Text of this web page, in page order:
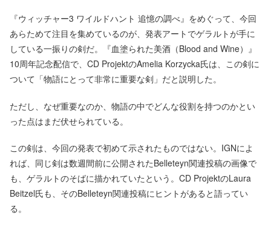
『ウィッチャー3 ワイルドハント 追憶の調べ』をめぐって、今回
あらためて注目を集めているのが、発表アートでゲラルトが手に
している一振りの剣だ。『血塗られた美酒（Blood and Wine）』
10周年記念配信で、CD ProjektのAmelia Korzycka氏は、この剣に
ついて「物語にとって非常に重要な剣」だと説明した。
ただし、なぜ重要なのか、物語の中でどんな役割を持つのかとい
った点はまだ伏せられている。
この剣は、今回の発表で初めて示されたものではない。IGNによ
れば、同じ剣は数週間前に公開されたBelleteyn関連投稿の画像で
も、ゲラルトのそばに描かれていたという。CD ProjektのLaura
Beitzel氏も、そのBelleteyn関連投稿にヒントがあると語ってい
る。